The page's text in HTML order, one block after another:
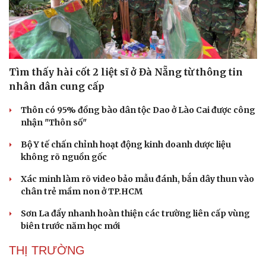
Thể thao
Lịch thi đấu bóng đá
Thế giới thể thao
eSports
Hậu trường
Xe máy
Tìm thấy hài cốt 2 liệt sĩ ở Đà Nẵng từ thông tin
nhân dân cung cấp
Thôn có 95% đồng bào dân tộc Dao ở Lào Cai được công
nhận "Thôn số"
Bộ Y tế chấn chỉnh hoạt động kinh doanh dược liệu
không rõ nguồn gốc
Xác minh làm rõ video bảo mẫu đánh, bắn dây thun vào
chân trẻ mầm non ở TP.HCM
Sơn La đẩy nhanh hoàn thiện các trường liên cấp vùng
biên trước năm học mới
THỊ TRƯỜNG